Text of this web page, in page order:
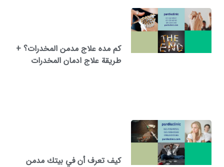
كم مده علاج مدمن المخدرات؟ +
طريقة علاج ادمان المخدرات
كيف تعرف أن في بيتك مدمن